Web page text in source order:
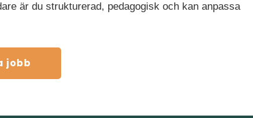
är du strukturerad, pedagogisk och kan anpassa
jobb